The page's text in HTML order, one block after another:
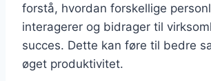
forstå, hvordan forskellige
interagerer og bidrager til
succes. Dette kan føre til bedre
øget produktivitet.